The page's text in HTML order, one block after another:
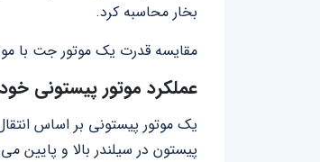
بخار محاسبه کرد.
مقایسه قدرت یک موتور جت با
عملکرد موتور پیستونی
یک موتور پیستونی بر اساس
پیستون در سیلندر بالا و